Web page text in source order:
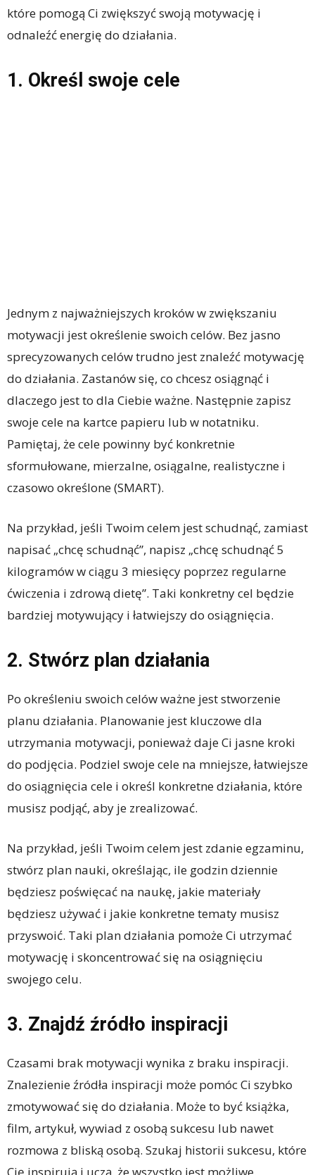
które pomogą Ci zwiększyć swoją motywację i
odnaleźć energię do działania.
1. Określ swoje cele
Jednym z najważniejszych kroków w zwiększaniu
motywacji jest określenie swoich celów. Bez jasno
sprecyzowanych celów trudno jest znaleźć motywację
do działania. Zastanów się, co chcesz osiągnąć i
dlaczego jest to dla Ciebie ważne. Następnie zapisz
swoje cele na kartce papieru lub w notatniku.
Pamiętaj, że cele powinny być konkretnie
sformułowane, mierzalne, osiągalne, realistyczne i
czasowo określone (SMART).
Na przykład, jeśli Twoim celem jest schudnąć, zamiast
napisać „chcę schudnąć”, napisz „chcę schudnąć 5
kilogramów w ciągu 3 miesięcy poprzez regularne
ćwiczenia i zdrową dietę”. Taki konkretny cel będzie
bardziej motywujący i łatwiejszy do osiągnięcia.
2. Stwórz plan działania
Po określeniu swoich celów ważne jest stworzenie
planu działania. Planowanie jest kluczowe dla
utrzymania motywacji, ponieważ daje Ci jasne kroki
do podjęcia. Podziel swoje cele na mniejsze, łatwiejsze
do osiągnięcia cele i określ konkretne działania, które
musisz podjąć, aby je zrealizować.
Na przykład, jeśli Twoim celem jest zdanie egzaminu,
stwórz plan nauki, określając, ile godzin dziennie
będziesz poświęcać na naukę, jakie materiały
będziesz używać i jakie konkretne tematy musisz
przyswoić. Taki plan działania pomoże Ci utrzymać
motywację i skoncentrować się na osiągnięciu
swojego celu.
3. Znajdź źródło inspiracji
Czasami brak motywacji wynika z braku inspiracji.
Znalezienie źródła inspiracji może pomóc Ci szybko
zmotywować się do działania. Może to być książka,
film, artykuł, wywiad z osobą sukcesu lub nawet
rozmowa z bliską osobą. Szukaj historii sukcesu, które